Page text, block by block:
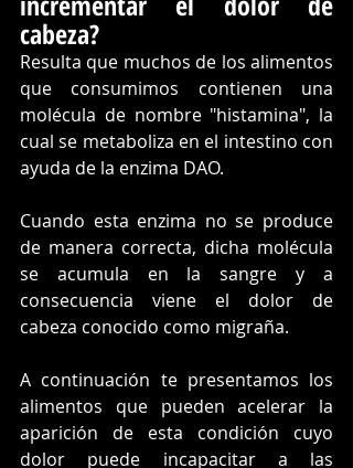
cabeza?
Resulta que muchos de los alimentos
que consumimos contienen una
molécula de nombre "histamina", la
cual se metaboliza en el intestino con
ayuda de la enzima DAO.
Cuando esta enzima no se produce
de manera correcta, dicha molécula
se acumula en la sangre y a
consecuencia viene el dolor de
cabeza conocido como migraña.
A continuación te presentamos los
alimentos que pueden acelerar la
aparición de esta condición cuyo
dolor puede incapacitar a las